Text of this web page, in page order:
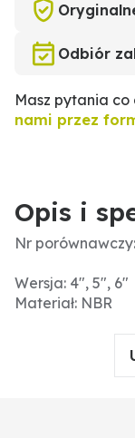
Odbiór
Masz pytania
nami przez
Opis i
Nr
Wersja: 4", 5", 6"
Materiał: NBR